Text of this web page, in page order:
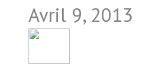
Avril 9, 2013